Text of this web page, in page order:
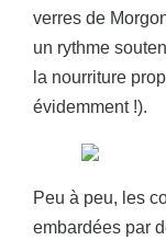
verres de
un rythme
la nourriture
évidemment !).
Peu à peu, les
embardées par